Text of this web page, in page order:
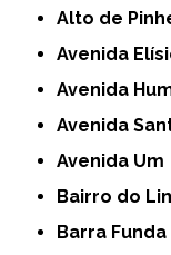
Alto de
Avenida
Avenida
Avenida
Avenida Um
Bairro do
Barra Funda